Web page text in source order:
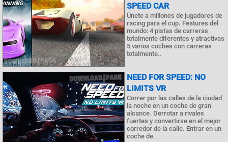
SPEED CAR
Únete a millones de jugadores de
racing para el cup. Features del
mundo: 4 pistas de carreras
totalmente diferentes y atractivas
5 varios coches con carreras
totalmente..
NEED FOR SPEED: NO
LIMITS VR
Correr por las calles de la ciudad
la noche en un coche de gran
alcance. Derrotar a rivales
fuertes y convertirse en el mejor
corredor de la calle. Entrar en un
coche de..